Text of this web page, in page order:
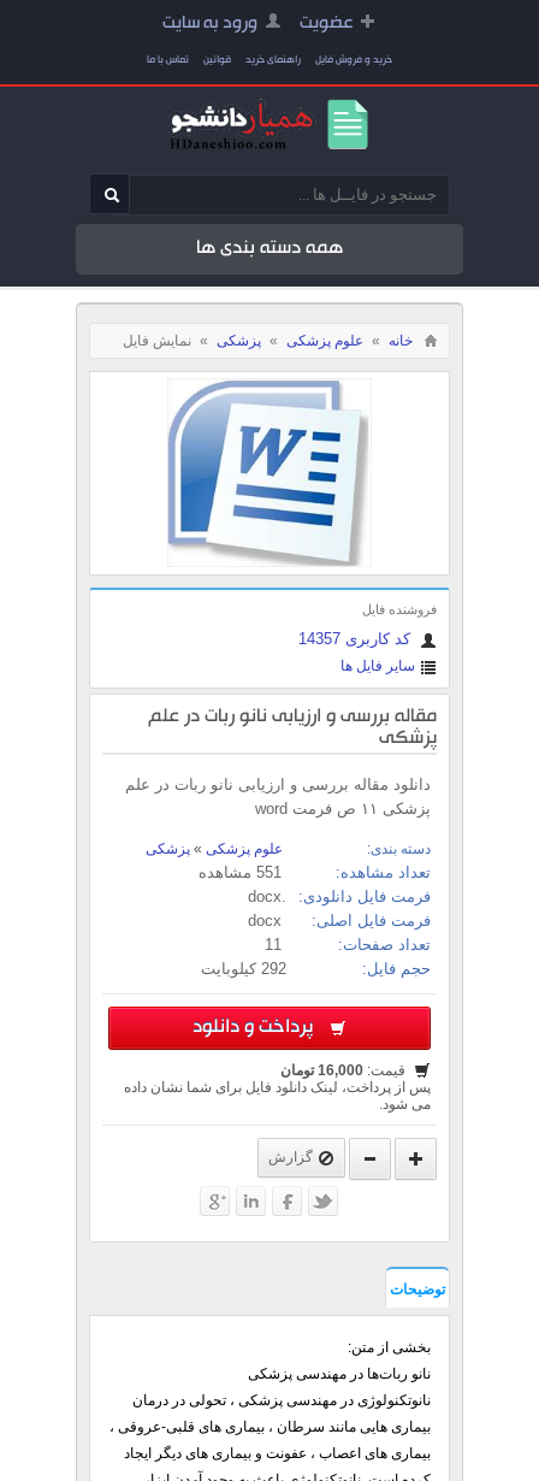
عضویت ورود به سایت
خرید و فروش فایل راهنمای خرید قوانین تماس با ما
همه دسته بندی ها
خانه » علوم پزشکی » پزشکی » نمایش فایل
فروشنده فایل
کد کاربری 14357
سایر فایل ها
مقاله بررسی و ارزیابی نانو ربات در علم
پزشکی
دانلود مقاله بررسی و ارزیابی نانو ربات در علم
پزشکی ۱۱ ص فرمت word
دسته بندی: علوم پزشکی » پزشکی
تعداد مشاهده:
فرمت فایل دانلودی:
فرمت فایل اصلی:
تعداد صفحات:
حجم فایل:
292 کیلوبایت
پرداخت و دانلود
قیمت: 16,000 تومان
پس از پرداخت، لینک دانلود فایل برای شما نشان داده
می شود.
گزارش
توضیحات
بخشی از متن:
نانو ربات‌ها در مهندسی پزشكی
نانوتکنولوژی در مهندسی پزشکی ، تحولی در درمان
بیماری هایی مانند سرطان ، بیماری های قلبی-عروقی ،
بیماری های اعصاب ، عفونت و بیماری های دیگر ایجاد